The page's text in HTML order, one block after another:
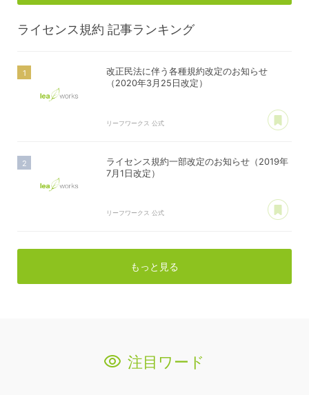
ライセンス規約 記事ランキング
改正民法に伴う各種規約改定のお知らせ
（2020年3月25日改定）
リーフワークス 公式
ライセンス規約一部改定のお知らせ（2019年
7月1日改定）
リーフワークス 公式
もっと見る
注目ワード